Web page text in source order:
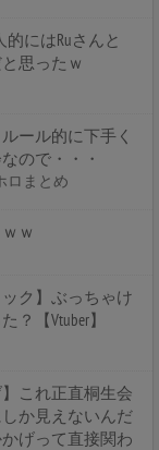
的にはRuさんと
思ったｗ
ール的に下手く
ので・・・
ロまとめ
ｗ
ク】ぶっちゃけ
？【Vtuber】
これ正直桐生会
か見えないんだ
げって直接関わ